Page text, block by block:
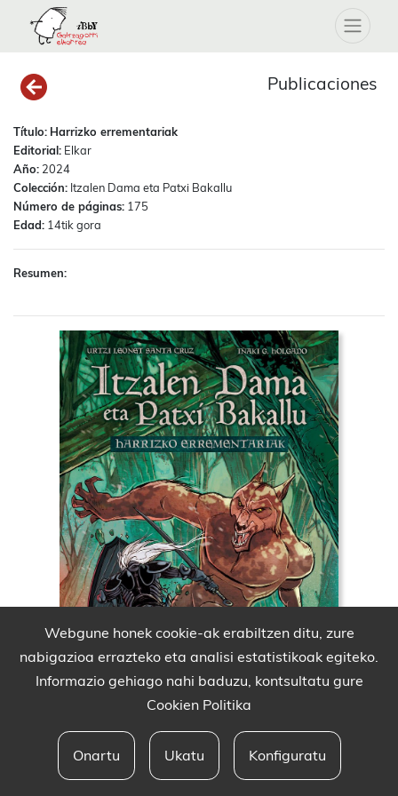
Publicaciones
Título: Harrizko errementariak
Editorial: Elkar
Año: 2024
Colección: Itzalen Dama eta Patxi Bakallu
Número de páginas: 175
Edad: 14tik gora
Resumen:
Webgune honek cookie-ak erabiltzen ditu, zure
nabigazioa errazteko eta analisi estatistikoak egiteko.
Informazio gehiago nahi baduzu, kontsultatu gure
Cookien Politika
Onartu Ukatu Konfiguratu